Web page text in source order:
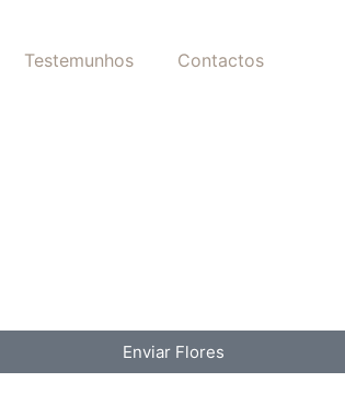
Testemunhos Contactos
Enviar Flores